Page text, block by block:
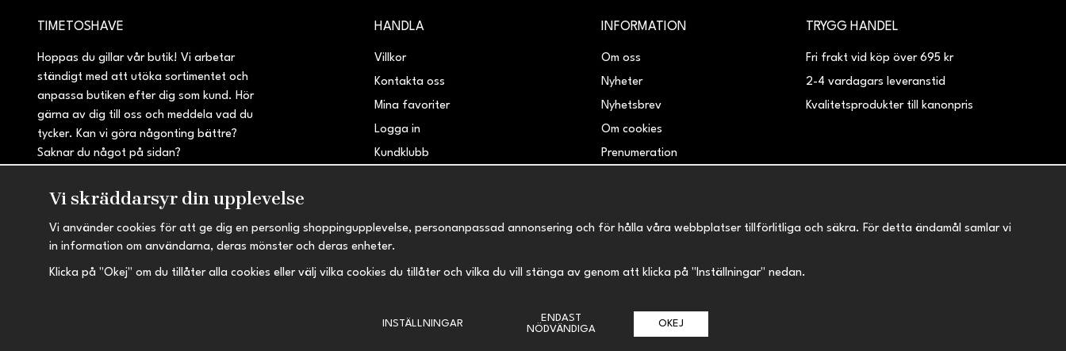
TIMETOSHAVE
Hoppas du gillar vår butik! Vi arbetar
ständigt med att utöka sortimentet och
anpassa butiken efter dig som kund. Hör
gärna av dig till oss och meddela vad du
tycker. Kan vi göra någonting bättre?
Saknar du något på sidan?
HANDLA
Villkor
Kontakta oss
Mina favoriter
Logga in
Kundklubb
INFORMATION
Om oss
Nyheter
Nyhetsbrev
Om cookies
Prenumeration
TRYGG HANDEL
Fri frakt vid köp över 695 kr
2-4 vardagars leveranstid
Kvalitetsprodukter till kanonpris
Vi skräddarsyr din upplevelse
Vi använder cookies för att ge dig en personlig shoppingupplevelse, personanpassad annonsering och för hålla våra webbplatser tillförlitliga och säkra. För detta ändamål samlar vi
in information om användarna, deras mönster och deras enheter.
Klicka på "Okej" om du tillåter alla cookies eller välj vilka cookies du tillåter och vilka du vill stänga av genom att klicka på "Inställningar" nedan.
INSTÄLLNINGAR
ENDAST
NÖDVÄNDIGA
OKEJ